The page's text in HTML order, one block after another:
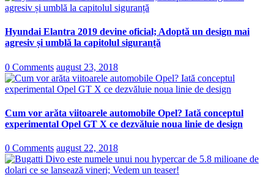
Hyundai Elantra 2019 devine oficial; Adoptă un design mai
agresiv și umblă la capitolul siguranță
0 Comments august 23, 2018
Cum vor arăta viitoarele automobile Opel? Iată conceptul
experimental Opel GT X ce dezvăluie noua linie de design
0 Comments august 22, 2018